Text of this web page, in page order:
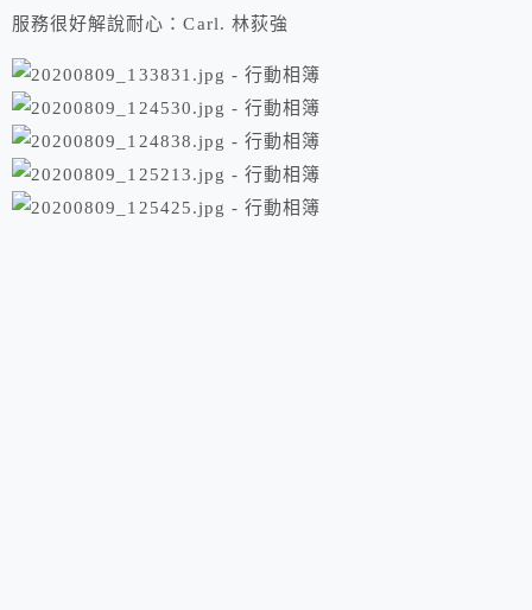
服務很好解說耐心：Carl. 林荻強